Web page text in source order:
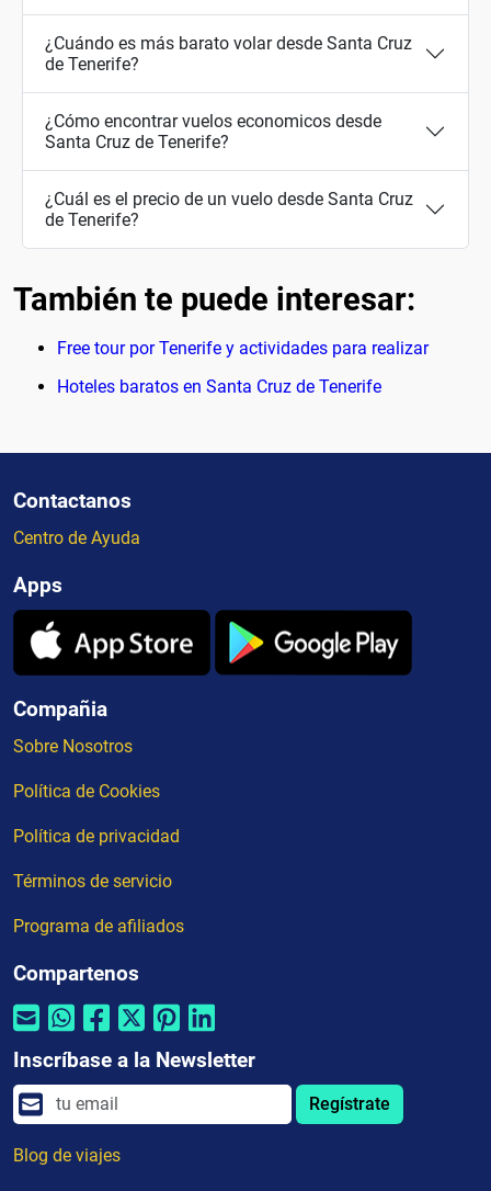
¿Cuándo es más barato volar desde Santa Cruz
de Tenerife?
¿Cómo encontrar vuelos economicos desde
Santa Cruz de Tenerife?
¿Cuál es el precio de un vuelo desde Santa Cruz
de Tenerife?
También te puede interesar:
Free tour por Tenerife y actividades para realizar
Hoteles baratos en Santa Cruz de Tenerife
Contactanos
Centro de Ayuda
Apps
Compañia
Sobre Nosotros
Política de Cookies
Política de privacidad
Términos de servicio
Programa de afiliados
Compartenos
Inscríbase a la Newsletter
Regístrate
Blog de viajes